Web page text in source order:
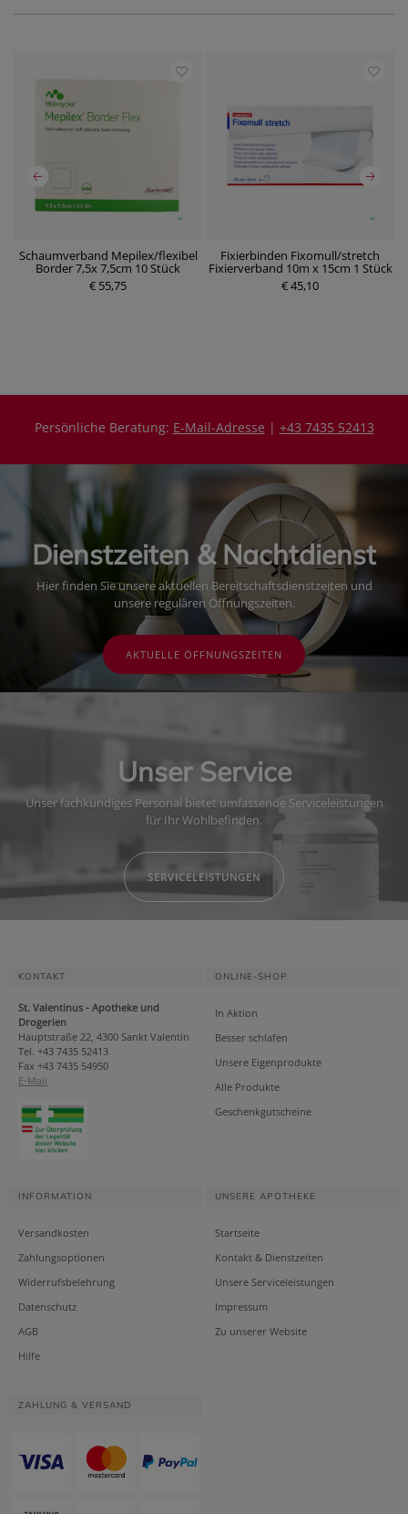
Schaumverband Mepilex/flexibel
Border 7,5x 7,5cm 10 Stück
€ 55,75
Fixierbinden Fixomull/stretch
Fixierverband 10m x 15cm 1 Stück
€ 45,10
P
Persönliche Beratung: E-Mail-Adresse | +43 7435 52413
Dienstzeiten & Nachtdienst
Hier finden Sie unsere aktuellen Bereitschaftsdienstzeiten und
unsere regulären Öffnungszeiten.
AKTUELLE ÖFFNUNGSZEITEN
Unser Service
Unser fachkundiges Personal bietet umfassende Serviceleistungen
für Ihr Wohlbefinden.
SERVICELEISTUNGEN
KONTAKT
St. Valentinus - Apotheke und
Drogerien
Hauptstraße 22, 4300 Sankt Valentin
Tel. +43 7435 52413
Fax +43 7435 54950
E-Mail
ONLINE-SHOP
In Aktion
Besser schlafen
Unsere Eigenprodukte
Alle Produkte
Geschenkgutscheine
INFORMATION
Versandkosten
Zahlungsoptionen
Widerrufsbelehrung
Datenschutz
AGB
Hilfe
UNSERE APOTHEKE
Startseite
Kontakt & Dienstzeiten
Unsere Serviceleistungen
Impressum
Zu unserer Website
ZAHLUNG & VERSAND